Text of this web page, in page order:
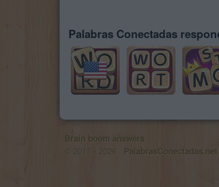
Palabras Conectadas
Brain boom answers
© 2017 - 2026 · PalabrasConectadas.net